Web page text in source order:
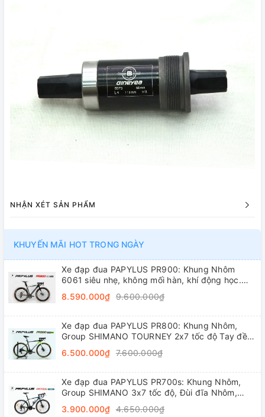
NHẬN XÉT SẢN PHẨM
KHUYẾN MÃI HOT TRONG NGÀY
Xe đạp đua PAPYLUS PR900: Khung Nhôm
6061 siêu nhẹ, không mối hàn, khí động học.
trục rỗng, líp thả
8.590.000₫ 9.600.000₫
Xe đạp đua PAPYLUS PR800: Khung Nhôm,
Group SHIMANO TOURNEY 2x7 tốc độ Tay đề
700x28C
6.500.000₫ 7.600.000₫
Xe đạp đua PAPYLUS PR700s: Khung Nhôm,
Group SHIMANO 3x7 tốc độ, Đùi đĩa Nhôm,
3.900.000₫ 4.650.000₫